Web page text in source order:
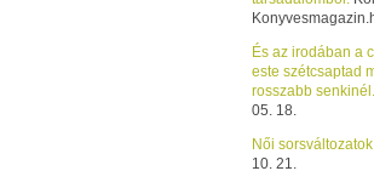
És az irodában a
este szétcsaptad
rosszabb senkinél.
05. 18.
Női
10. 21.